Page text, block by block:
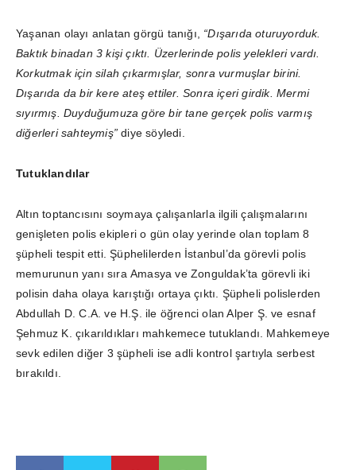
Yaşanan olayı anlatan görgü tanığı, “Dışarıda oturuyorduk.
Baktık binadan 3 kişi çıktı. Üzerlerinde polis yelekleri vardı.
Korkutmak için silah çıkarmışlar, sonra vurmuşlar birini.
Dışarıda da bir kere ateş ettiler. Sonra içeri girdik. Mermi
sıyırmış. Duyduğumuza göre bir tane gerçek polis varmış
diğerleri sahteymiş” diye söyledi.
Tutuklandılar
Altın toptancısını soymaya çalışanlarla ilgili çalışmalarını
genişleten polis ekipleri o gün olay yerinde olan toplam 8
şüpheli tespit etti. Şüphelilerden İstanbul’da görevli polis
memurunun yanı sıra Amasya ve Zonguldak’ta görevli iki
polisin daha olaya karıştığı ortaya çıktı. Şüpheli polislerden
Abdullah D. C.A. ve H.Ş. ile öğrenci olan Alper Ş. ve esnaf
Şehmuz K. çıkarıldıkları mahkemece tutuklandı. Mahkemeye
sevk edilen diğer 3 şüpheli ise adli kontrol şartıyla serbest
bırakıldı.